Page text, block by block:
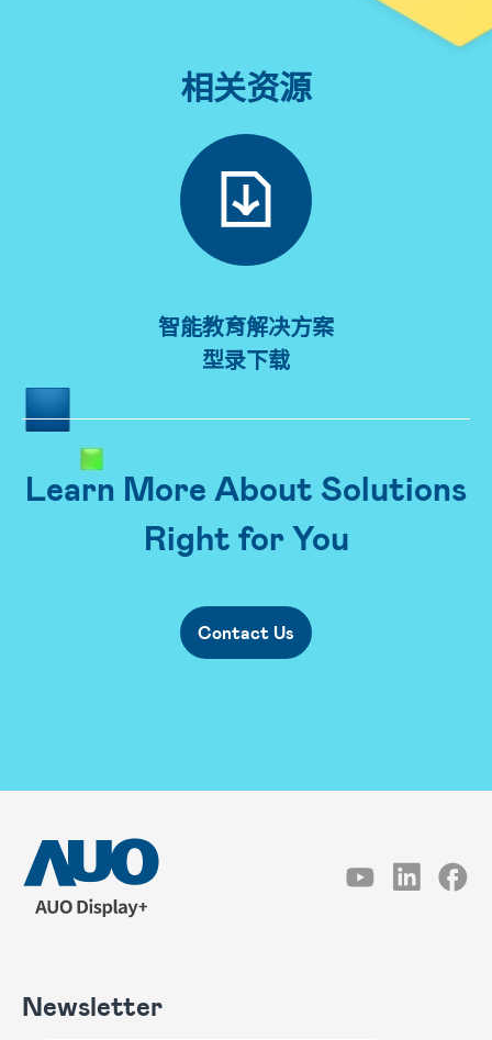
相关资源
智能教育解决方案
型录下载
Learn More About Solutions
Right for You
Contact Us
Newsletter